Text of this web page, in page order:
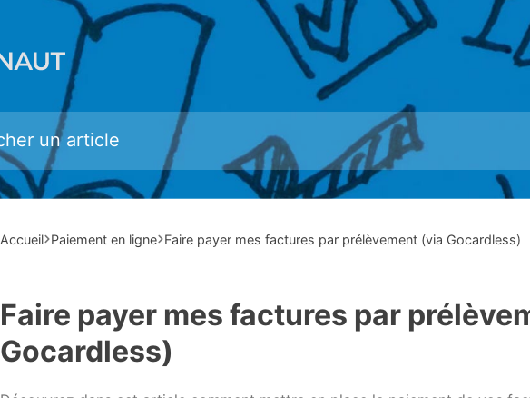
Accueil Paiement en ligne Faire payer mes factures par prélèvement (via Gocardless)
Faire payer mes factures par
Gocardless)